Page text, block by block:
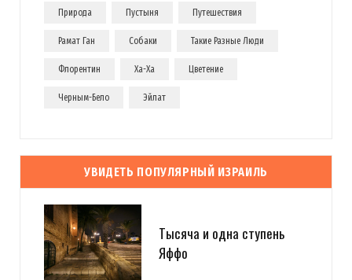
Природа Пустыня Путешествия
Рамат Ган Собаки Такие Разные Люди
Флорентин Ха-Ха Цветение
Черным-Бело Эйлат
УВИДЕТЬ ПОПУЛЯРНЫЙ ИЗРАИЛЬ
Тысяча и одна ступень
Яффо